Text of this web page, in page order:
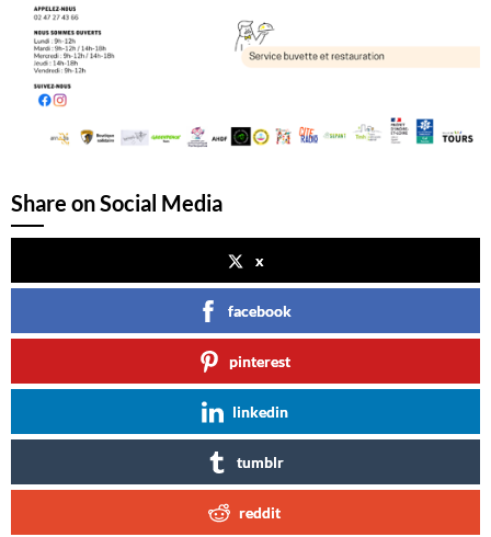
Share on Social Media
x
facebook
pinterest
linkedin
tumblr
reddit